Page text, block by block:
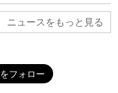
ニュースをもっと見る